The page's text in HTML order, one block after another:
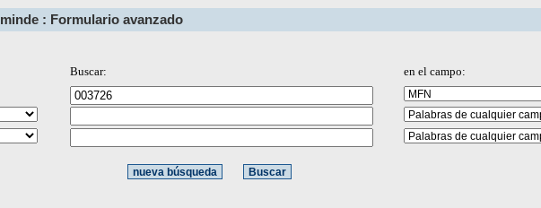
minde : Formulario avanzado
Buscar:
en el campo: